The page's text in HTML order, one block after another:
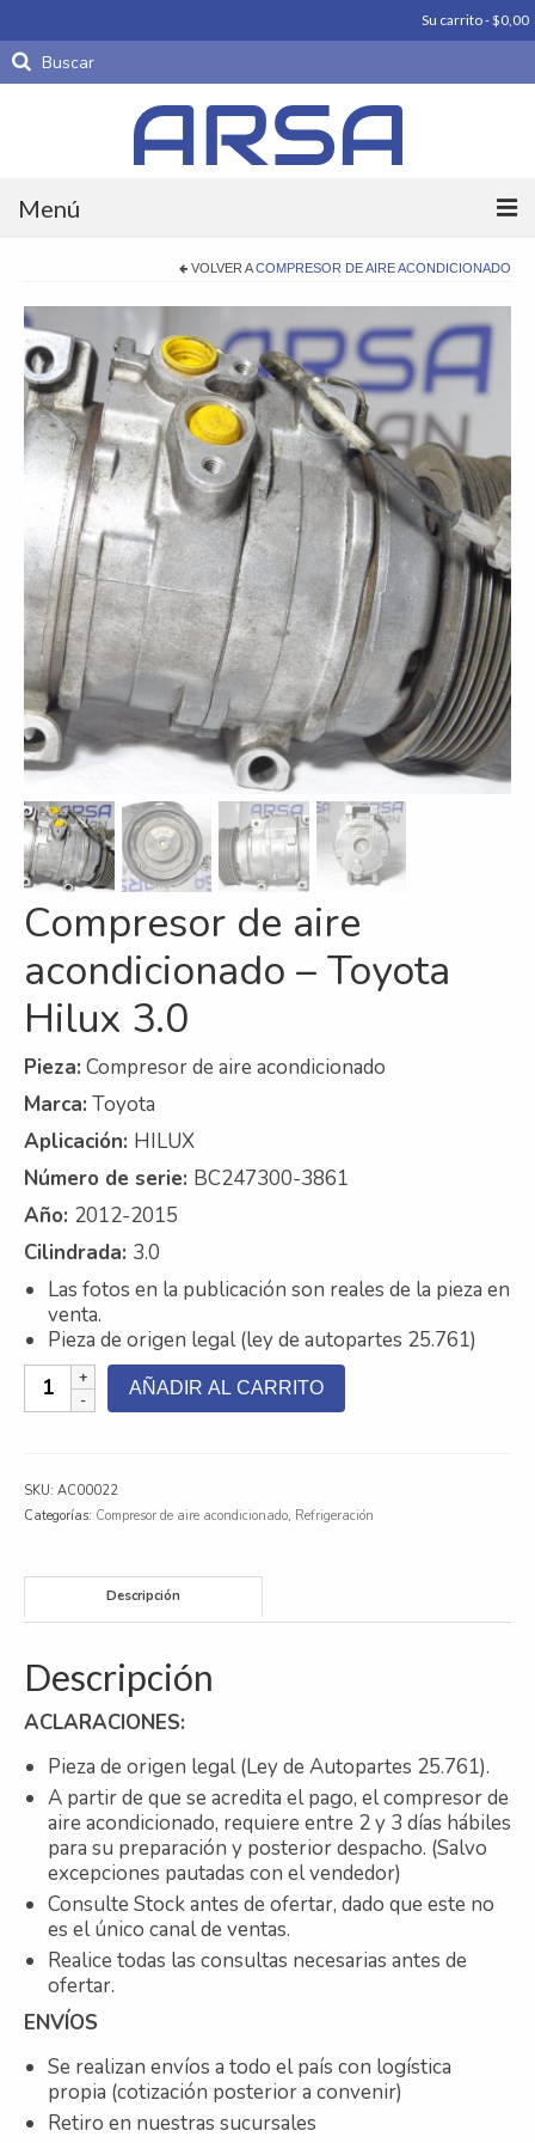
Su carrito-$0,00
Buscar
por:
Menú
Motores
Periféricos De Motor
Piezas parte
Productos importados
Refrigeración
Servicios
A campo
Comercial y Servicios
Desarmadero
Generación
Inyección
Mecanizado
Motores
Reman
Turbos
Contacto
Nosotros
Galeria
Trabaja con nosotros
VOLVER ACOMPRESOR DE AIRE ACONDICIONADO
Compresor de aire
acondicionado – Toyota
Hilux 3.0
Pieza: Compresor de aire acondicionado
Marca: Toyota
Aplicación: HILUX
Número de serie: BC247300-3861
Año: 2012-2015
Cilindrada: 3.0
Las fotos en la publicación son reales de la pieza en
venta.
Pieza de origen legal (ley de autopartes 25.761)
Compresor
de
Toyota
Hilux
cantidad
AÑADIR AL CARRITO
SKU: AC00022
Categorías: Compresor de aire acondicionado, Refrigeración
Descripción
Descripción
ACLARACIONES:
Pieza de origen legal (Ley de Autopartes 25.761).
A partir de que se acredita el pago, el compresor de
aire acondicionado, requiere entre 2 y 3 días hábiles
para su preparación y posterior despacho. (Salvo
excepciones pautadas con el vendedor)
Consulte Stock antes de ofertar, dado que este no
es el único canal de ventas.
Realice todas las consultas necesarias antes de
ofertar.
ENVÍOS
Se realizan envíos a todo el país con logística
propia (cotización posterior a convenir)
Retiro en nuestras sucursales